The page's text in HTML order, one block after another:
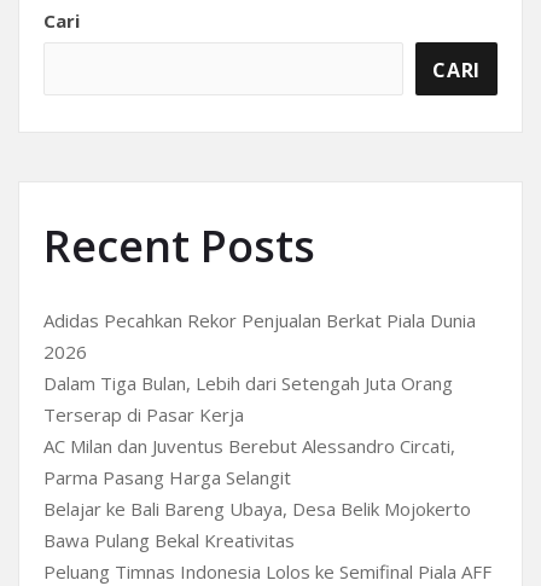
Cari
CARI
Recent Posts
Adidas Pecahkan Rekor Penjualan Berkat Piala Dunia
2026
Dalam Tiga Bulan, Lebih dari Setengah Juta Orang
Terserap di Pasar Kerja
AC Milan dan Juventus Berebut Alessandro Circati,
Parma Pasang Harga Selangit
Belajar ke Bali Bareng Ubaya, Desa Belik Mojokerto
Bawa Pulang Bekal Kreativitas
Peluang Timnas Indonesia Lolos ke Semifinal Piala AFF